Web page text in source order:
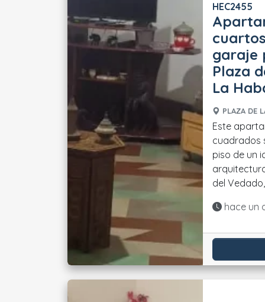
HEC2455
garaje
Plaza
La
PLAZA DE
Este
cuadrados
piso de un
del Vedado,
hace un